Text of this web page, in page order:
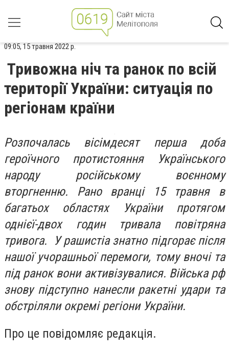
09:05, 15 травня 2022 р.
Тривожна ніч та ранок по всій
території України: ситуація по
регіонам країни
Розпочалась вісімдесят перша доба
героїчного протистояння Українського
народу російському воєнному
вторгненню. Рано вранці 15 травня в
багатьох областях України протягом
однієї-двох годин тривала повітряна
тривога. У рашистіа знатно підгорає після
нашої учорашньої перемоги, тому вночі та
під ранок вони активізувалися. Війська рф
знову підступно нанесли ракетні удари та
обстріляли окремі регіони України.
Про це повідомляє редакція.